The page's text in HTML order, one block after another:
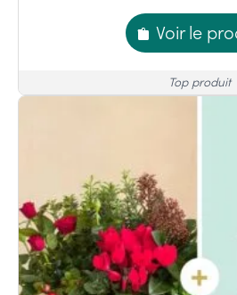
Voir le
Top produit